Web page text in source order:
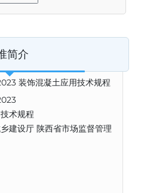
简介
装饰混凝土应用技术规程
术规程
建设厅 陕西省市场监督管理